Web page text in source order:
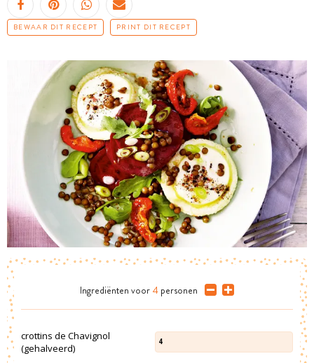
BEWAAR DIT RECEPT PRINT DIT RECEPT
Ingrediënten voor 4 personen
crottins de Chavignol
(gehalveerd)
4